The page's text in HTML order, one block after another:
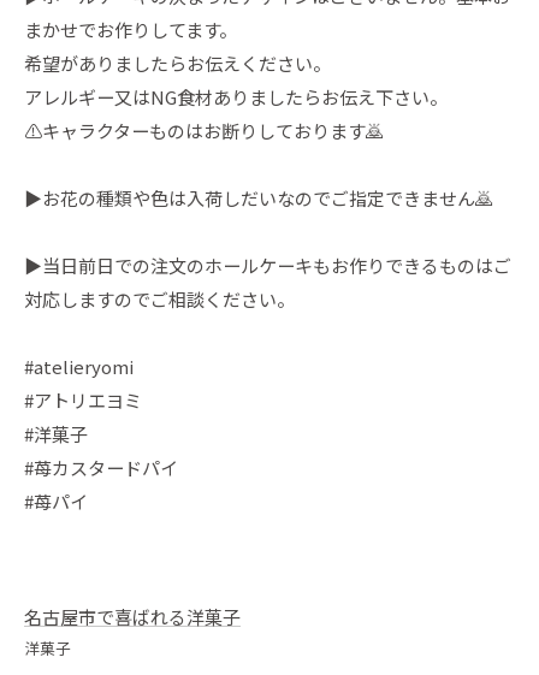
まかせでお作りしてます。
希望がありましたらお伝えください。
アレルギー又はNG食材ありましたらお伝え下さい。
⚠️キャラクターものはお断りしております🙇
▶︎お花の種類や色は入荷しだいなのでご指定できません🙇
▶︎当日前日での注文のホールケーキもお作りできるものはご
対応しますのでご相談ください。
#atelieryomi
#アトリエヨミ
#洋菓子
#苺カスタードパイ
#苺パイ
名古屋市で喜ばれる洋菓子
洋菓子